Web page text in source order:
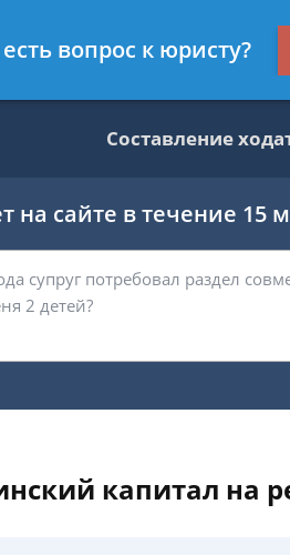
праву
Составление
на сайте в течение 15
капитал на
вопрос к юристу?